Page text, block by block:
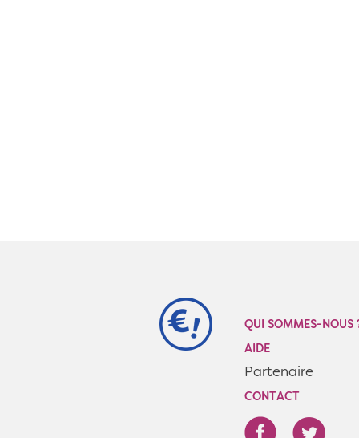
QUI SOMMES-NOUS
AIDE
Partenaire
CONTACT